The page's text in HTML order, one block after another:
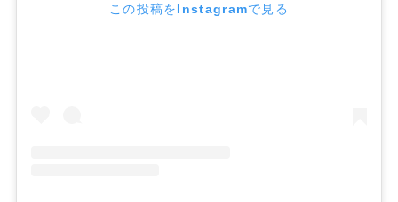
この投稿をInstagramで見る